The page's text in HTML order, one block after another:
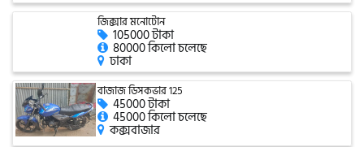
হারলি ডেভিডসন
রিগাল র‍্যাপটার (Regal Raptor)
অ্যাটলাস জংশেন
জিক্সার মনোটোন
105000 টাকা
80000 কিলো চলেছে
ঢাকা
বাজাজ ডিসকভার 125
45000 টাকা
45000 কিলো চলেছে
কক্সবাজার